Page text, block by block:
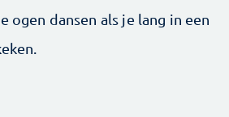
ogen dansen als je lang in een